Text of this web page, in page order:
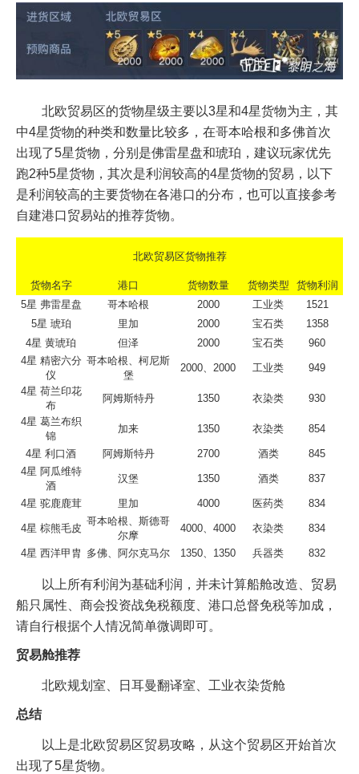
北欧贸易区的货物星级主要以3星和4星货物为主，其
中4星货物的种类和数量比较多，在哥本哈根和多佛首次
出现了5星货物，分别是佛雷星盘和琥珀，建议玩家优先
跑2种5星货物，其次是利润较高的4星货物的贸易，以下
是利润较高的主要货物在各港口的分布，也可以直接参考
自建港口贸易站的推荐货物。
北欧贸易区货物推荐
货物名字 港口 货物数量 货物类型
货物利润
5星 弗雷星盘
哥本哈根 2000 工业类
1521
5星 琥珀
里加 2000 宝石类
1358
4星 黄琥珀
但泽 2000 宝石类
960
4星 精密六分
仪
哥本哈根、柯尼斯
堡
2000、2000 工业类
949
4星 荷兰印花
布
阿姆斯特丹 1350 衣染类
930
4星 葛兰布织
锦
加来 1350 衣染类 854
4星 利口酒 阿姆斯特丹 2700 酒类
845
4星 阿瓜维特
酒
汉堡 1350 酒类 837
4星 驼鹿鹿茸 里加 4000 医药类 834
4星 棕熊毛皮
哥本哈根、斯德哥
尔摩
4000、4000 衣染类 834
4星 西洋甲胄 多佛、阿尔克马尔 1350、1350 兵器类 832
以上所有利润为基础利润，并未计算船舱改造、贸易
船只属性、商会投资战免税额度、港口总督免税等加成，
请自行根据个人情况简单微调即可。
贸易舱推荐
北欧规划室、日耳曼翻译室、工业衣染货舱
总结
以上是北欧贸易区贸易攻略，从这个贸易区开始首次
出现了5星货物。